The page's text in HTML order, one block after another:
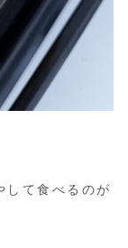
して食べるのが